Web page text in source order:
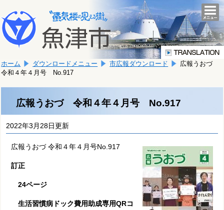
文
へ
移
ま
す。
こ
か
文
で
す。
ホーム ダウンロードメニュー 市広報ダウンロード
広報うおづ
令和４年４月号 No.917
広報うおづ 令和４年４月号 No.917
2022年3月28日更新
広報うおづ 令和４年４月号No.917
訂正
24ページ
生活習慣病ドック費用助成専用QRコ